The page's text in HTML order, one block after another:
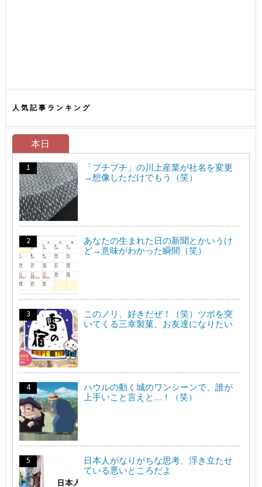
人気記事ランキング
本日
「プチプチ」の川上産業が社名を変更
→想像しただけでもう（笑）
あなたの生まれた日の新聞とかいうけ
ど→意味がわかった瞬間（笑）
このノリ、好きだぜ！（笑）ツボを突
いてくる三幸製菓、お友達になりたい
ハウルの動く城のワンシーンで、誰が
上手いこと言えと…！（笑）
日本人がなりがちな思考、浮き立たせ
ている悪いところだよ